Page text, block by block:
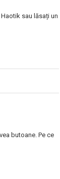
sau lăsați un
butoane. Pe ce